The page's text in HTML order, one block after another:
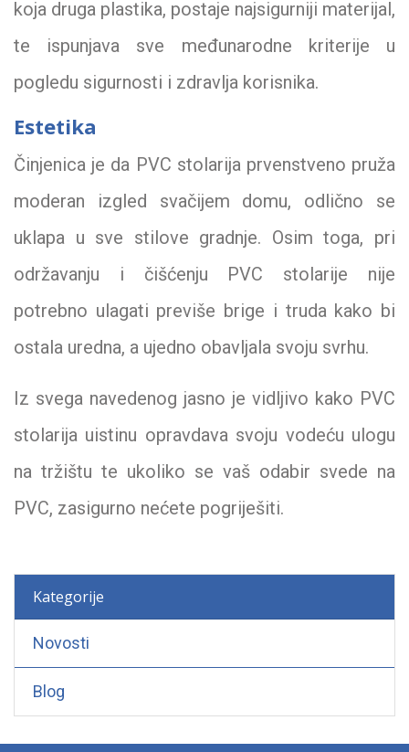
koja druga plastika, postaje najsigurniji materijal,
te ispunjava sve međunarodne kriterije u
pogledu sigurnosti i zdravlja korisnika.
Estetika
Činjenica je da PVC stolarija prvenstveno pruža
moderan izgled svačijem domu, odlično se
uklapa u sve stilove gradnje. Osim toga, pri
održavanju i čišćenju PVC stolarije nije
potrebno ulagati previše brige i truda kako bi
ostala uredna, a ujedno obavljala svoju svrhu.
Iz svega navedenog jasno je vidljivo kako PVC
stolarija uistinu opravdava svoju vodeću ulogu
na tržištu te ukoliko se vaš odabir svede na
PVC, zasigurno nećete pogriješiti.
Kategorije
Novosti
Blog